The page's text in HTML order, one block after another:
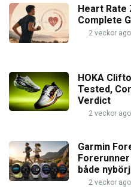
Heart Rate
Complete
2 veckor ago
HOKA
Tested,
Verdict
2 veckor ago
Garmin
både
2 veckor ago